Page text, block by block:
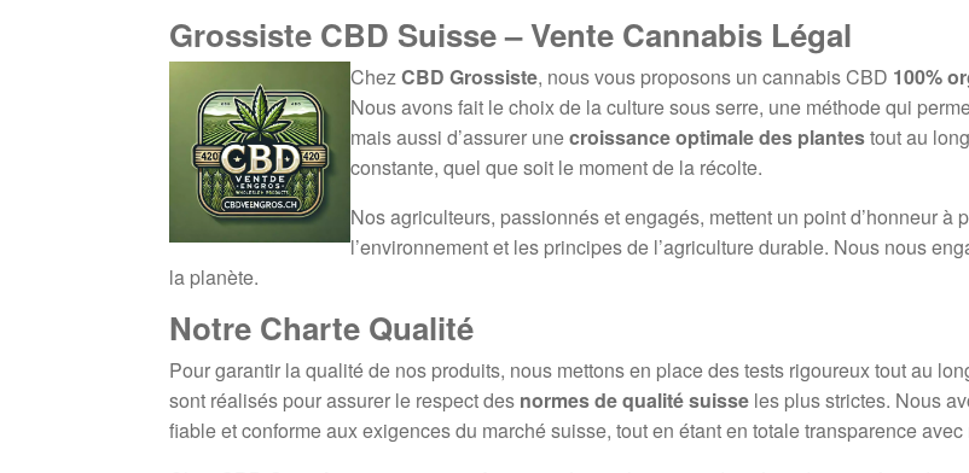
Grossiste CBD Suisse – Vente Cannabis Légal
ChezCBD Grossiste, nous vous proposons un cannabis CBD 100%
Nous avons fait le choix de la culture sous serre, une méthode qui
mais aussi d’assurer unecroissance optimale des plantestout au
constante, quel que soit le moment de la récolte.
Nos agriculteurs, passionnés et engagés, mettent un point d’honneur à
l’environnement et les principes de l’agriculture durable. Nous nous
la planète.
Notre Charte Qualité
Pour garantir la qualité de nos produits, nous mettons en place des tests rigoureux tout au
sont réalisés pour assurer le respect des normes de qualité suisse les plus strictes. Nous
fiable et conforme aux exigences du marché suisse, tout en étant en totale transparence